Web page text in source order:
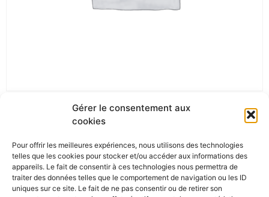
Gérer le consentement aux
cookies
Pour offrir les meilleures expériences, nous utilisons des technologies
telles que les cookies pour stocker et/ou accéder aux informations des
appareils. Le fait de consentir à ces technologies nous permettra de
traiter des données telles que le comportement de navigation ou les ID
uniques sur ce site. Le fait de ne pas consentir ou de retirer son